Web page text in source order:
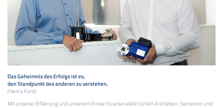
Das Geheimnis des Erfolgs ist es,
den Standpunkt des anderen zu verstehen.
(Henry Ford)
Mit unserer Erfahrung und unserem Know-how bei elektrischen Antrieben, Sensoren und